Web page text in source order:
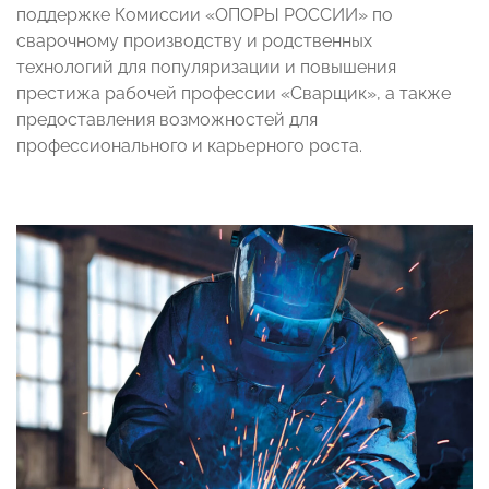
поддержке Комиссии «ОПОРЫ РОССИИ» по
сварочному производству и родственных
технологий для популяризации и повышения
престижа рабочей профессии «Сварщик», а также
предоставления возможностей для
профессионального и карьерного роста.